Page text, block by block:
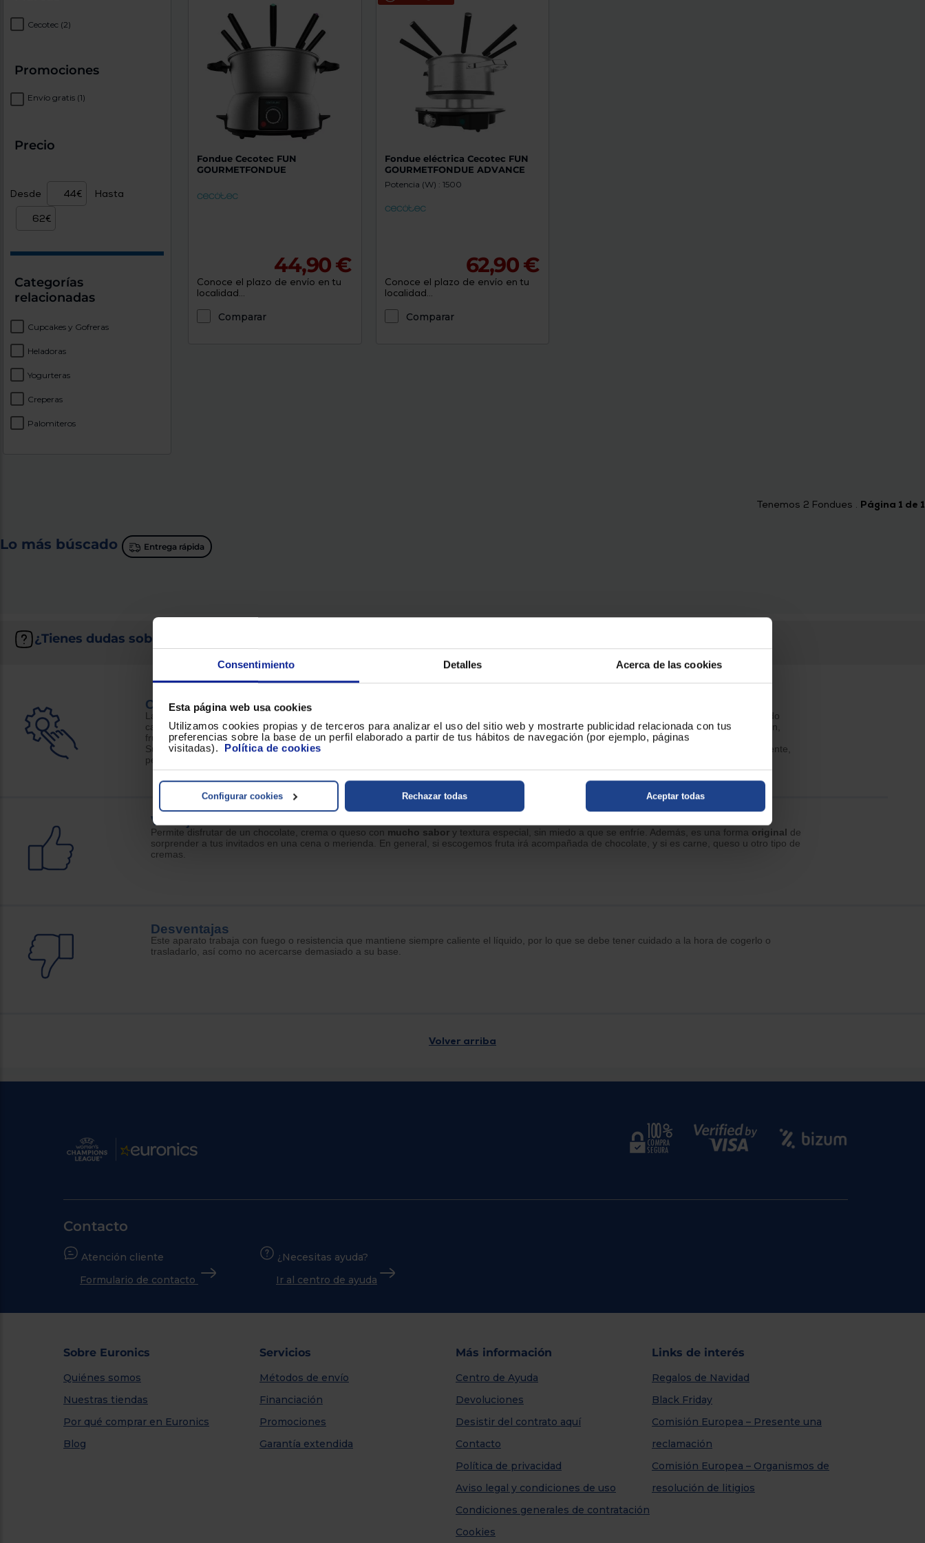
Consentimiento Detalles Acerca de las cookies
Esta página web usa cookies
Utilizamos cookies propias y de terceros para analizar el uso del sitio web y mostrarte publicidad relacionada con tus
preferencias sobre la base de un perfil elaborado a partir de tus hábitos de navegación (por ejemplo, páginas
visitadas). Política de cookies
Rechazar todas
Configurar cookies Aceptar todas
táctiles
pueden
Cecotec (2)
Promociones
Envío gratis (1)
Precio
Desde Hasta
Categorías
relacionadas
Cupcakes y Gofreras
Heladoras
Yogurteras
Creperas
Palomiteros
Fondue Cecotec FUN
GOURMETFONDUE
44,90 €
Conoce el plazo de envío en tu
localidad...
Comparar
Fondue eléctrica Cecotec FUN
GOURMETFONDUE ADVANCE
Potencia (W) : 1500
62,90 €
Conoce el plazo de envío en tu
localidad...
Comparar
Tenemos 2 Fondues . Página 1 de 1
Lo más búscado Entrega rápida
¿Tienes dudas sobre la Fondue que necesitas para tu hogar? haz click
Características
La fonduees un recipiente eléctrico que se usa para preparar el plato que le da su nombre. Una
se basa en un recipiente con un líquido
caliente (en su origen, era queso) que se coloca en el centro de la mesa, y en el cual los comensales introducen piezas de alimentos (carne, pan,
fruta) para untarlos antes de comerlos.
Su forma es muy similar a la de una cazuela, y contiene una resistencia debajo que calienta el líquido. También puede tener la forma de una fuente,
pero este tipo son usadas únicamente para el chocolate.
Ventajas
Permite disfrutar de un chocolate, crema o queso con mucho sabory textura especial, sin miedo a que se enfríe. Además, es una forma original de
sorprender a tus invitados en una cena o merienda. En general, si escogemos fruta irá acompañada de chocolate, y si es carne, queso u otro tipo de
cremas.
Desventajas
Este aparato trabaja con fuego o resistencia que mantiene siempre caliente el líquido, por lo que se debe tener cuidado a la hora de cogerlo o
trasladarlo, así como no acercarse demasiado a su base.
Volver arriba
Contacto
Atención cliente
Formulario de contacto
¿Necesitas ayuda?
Ir al centro de ayuda
Sobre Euronics
Quiénes somos
Nuestras tiendas
Por qué comprar en Euronics
Blog
Servicios
Métodos de envío
Financiación
Promociones
Garantía extendida
Más información
Centro de Ayuda
Devoluciones
Desistir del contrato aquí
Contacto
Política de privacidad
Aviso legal y condiciones de uso
Condiciones generales de contratación
Cookies
Links de interés
Regalos de Navidad
Black Friday
Comisión Europea – Presente una
reclamación
Comisión Europea – Organismos de
resolución de litigios